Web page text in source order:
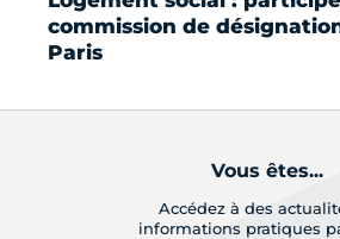
commission de
Paris
Vous êtes...
Accédez à des
informations pratiques